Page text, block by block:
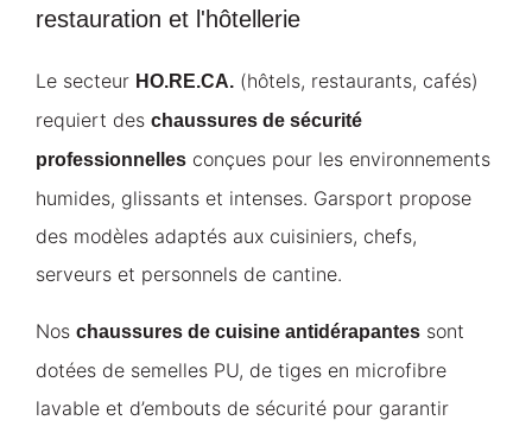
restauration et l'hôtellerie
Le secteur HO.RE.CA. (hôtels, restaurants, cafés)
requiert des chaussures de sécurité
professionnelles conçues pour les environnements
humides, glissants et intenses. Garsport propose
des modèles adaptés aux cuisiniers, chefs,
serveurs et personnels de cantine.
Nos chaussures de cuisine antidérapantes sont
dotées de semelles PU, de tiges en microfibre
lavable et d’embouts de sécurité pour garantir